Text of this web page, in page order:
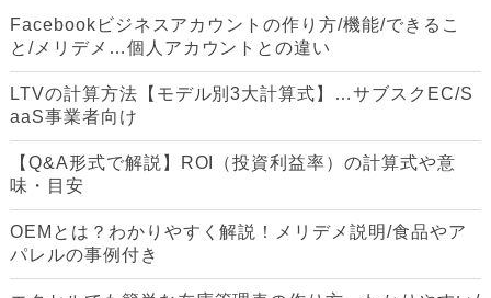
Facebookビジネスアカウントの作り方/機能/できるこ
と/メリデメ…個人アカウントとの違い
LTVの計算方法【モデル別3大計算式】…サブスクEC/S
aaS事業者向け
【Q&A形式で解説】ROI（投資利益率）の計算式や意
味・目安
OEMとは？わかりやすく解説！メリデメ説明/食品やア
パレルの事例付き